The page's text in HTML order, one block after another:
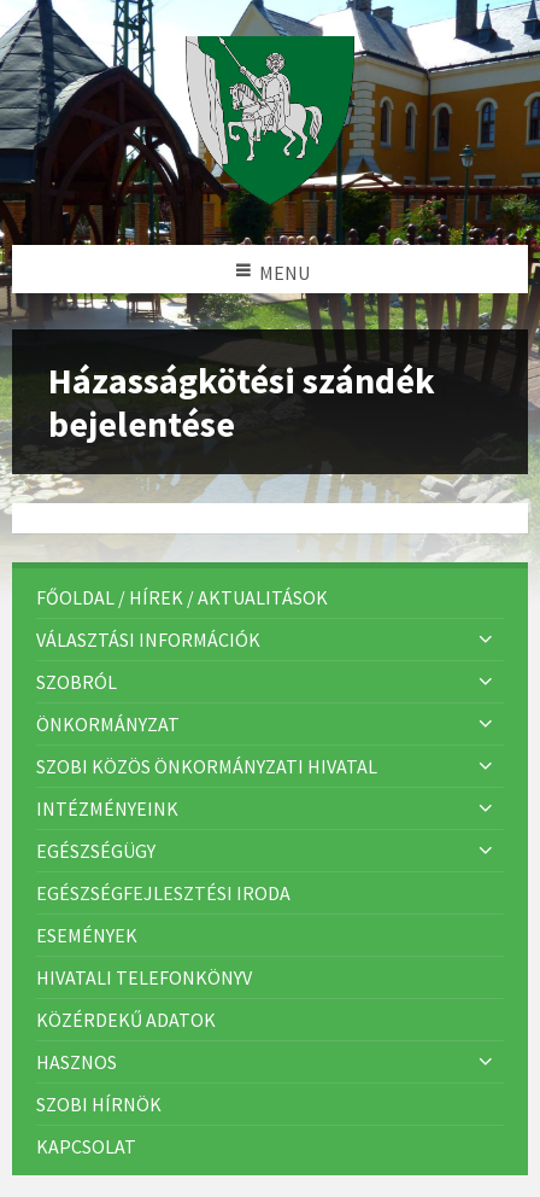
MENU
Házasságkötési szándék
bejelentése
FŐOLDAL / HÍREK / AKTUALITÁSOK
VÁLASZTÁSI INFORMÁCIÓK
SZOBRÓL
ÖNKORMÁNYZAT
SZOBI KÖZÖS ÖNKORMÁNYZATI HIVATAL
INTÉZMÉNYEINK
EGÉSZSÉGÜGY
EGÉSZSÉGFEJLESZTÉSI IRODA
ESEMÉNYEK
HIVATALI TELEFONKÖNYV
KÖZÉRDEKŰ ADATOK
HASZNOS
SZOBI HÍRNÖK
KAPCSOLAT